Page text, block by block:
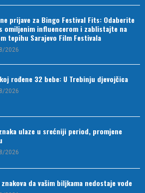
prijave za Bingo Festival Fits: Odaberite
omiljenim influencerom i zablistajte na
tepihu Sarajevo Film Festivala
2026
rođene 32 bebe: U Trebinju djevojčica
2026
ulaze u srećniji period, promjene
2026
znakova da vašim biljkama nedostaje vode